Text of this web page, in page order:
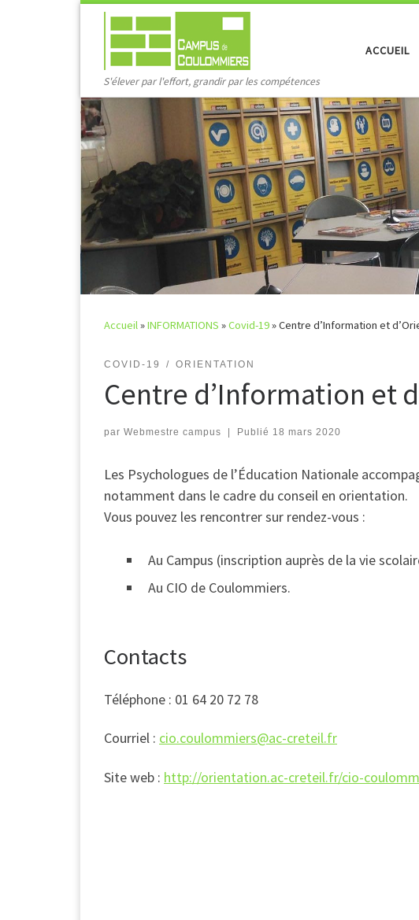
Passer au contenu
S'élever par l'effort, grandir par les compétences
ACCUEIL
Accueil»INFORMATIONS »Covid-19»Centre d’Information et
COVID-19 ORIENTATION
Centre d’Information et
par Webmestre campus Publié 18 mars 2020
Les Psychologues de l’Éducation Nationale
notamment dans le cadre du conseil en orientation.
Vous pouvez les rencontrer sur rendez-vous :
Au Campus (inscription auprès de la vie
Au CIO de Coulommiers.
Contacts
Téléphone : 01 64 20 72 78
Courriel : cio.coulommiers@ac-creteil.fr
Site web : http://orientation.ac-creteil.fr/cio-